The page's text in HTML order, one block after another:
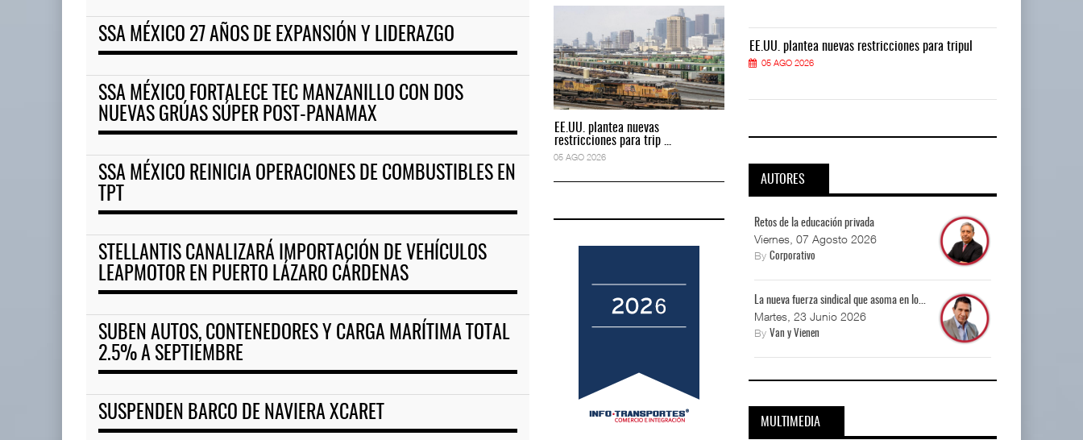
SSA MÉXICO 27 AÑOS DE EXPANSIÓN Y LIDERAZGO
SSA MÉXICO FORTALECE TEC MANZANILLO CON DOS
NUEVAS GRÚAS SÚPER POST-PANAMAX
SSA MÉXICO REINICIA OPERACIONES DE COMBUSTIBLES EN
TPT
STELLANTIS CANALIZARÁ IMPORTACIÓN DE VEHÍCULOS
LEAPMOTOR EN PUERTO LÁZARO CÁRDENAS
SUBEN AUTOS, CONTENEDORES Y CARGA MARÍTIMA TOTAL
2.5% A SEPTIEMBRE
SUSPENDEN BARCO DE NAVIERA XCARET
EE.UU. plantea nuevas
05 AGO 2026
EE.UU. plantea nuevas
05 AGO 2026
EE.UU. plantea nuevas
restricciones para trip ...
05 AGO 2026
restricciones para trip ...
restricciones para trip ...
EE.UU. plantea nuevas restricciones para tripul EE.UU. plantea nuevas restricciones para tripul
05 AGO 2026
AUTORES
Retos de la educación privada
Viernes, 07 Agosto 2026
By Corporativo
La nueva fuerza sindical que asoma en lo...
Martes, 23 Junio 2026
By Van y Vienen
MULTIMEDIA